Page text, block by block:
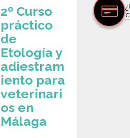
2º Curso
práctico
de
Etología y
adiestram
iento para
veterinari
os en
Málaga
15